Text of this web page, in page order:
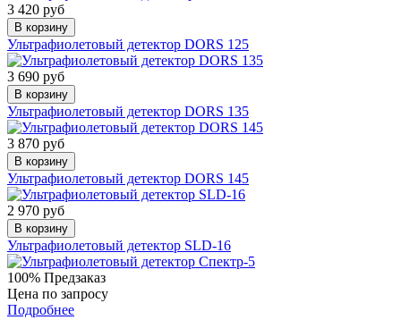
3 420 руб
В корзину
Ультрафиолетовый детектор DORS 125
3 690 руб
В корзину
Ультрафиолетовый детектор DORS 135
3 870 руб
В корзину
Ультрафиолетовый детектор DORS 145
2 970 руб
В корзину
Ультрафиолетовый детектор SLD-16
100% Предзаказ
Цена по запросу
Подробнее